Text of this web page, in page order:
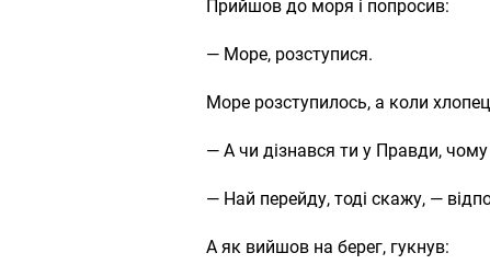
Прийшов до моря і попросив:
— Море, розступися.
Море розступилось, а коли
— А чи дізнався ти у Правди,
— Най перейду, тоді скажу, —
А як вийшов на берег, гукнув: